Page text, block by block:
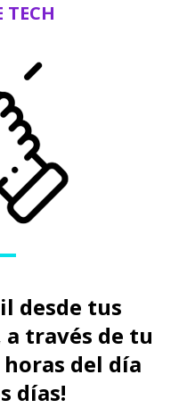
TECH
desde tus
través de tu
horas del día
días!